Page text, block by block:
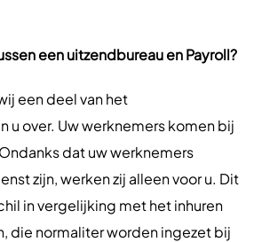
een uitzendbureau en Payroll?
een deel van het
u over. Uw werknemers komen bij
dat uw werknemers
zijn, werken zij alleen voor u. Dit
in vergelijking met het inhuren
die normaliter worden ingezet bij